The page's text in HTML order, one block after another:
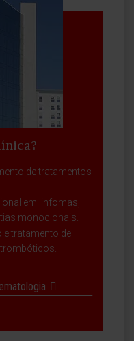
de tratamentos
em linfomas,
monoclonais.
tratamento de